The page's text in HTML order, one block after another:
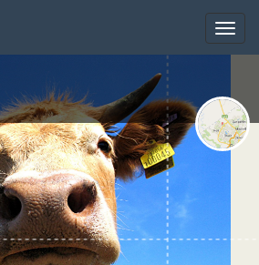
Toggle
Toggle